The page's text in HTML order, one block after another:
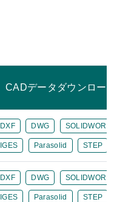
CADデータダウンロー
DXF DWG
IGES Parasolid STEP
DXF DWG
IGES Parasolid STEP